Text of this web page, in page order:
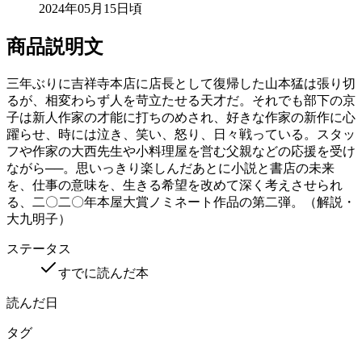
2024年05月15日頃
商品説明文
三年ぶりに吉祥寺本店に店長として復帰した山本猛は張り切
るが、相変わらず人を苛立たせる天才だ。それでも部下の京
子は新人作家の才能に打ちのめされ、好きな作家の新作に心
躍らせ、時には泣き、笑い、怒り、日々戦っている。スタッ
フや作家の大西先生や小料理屋を営む父親などの応援を受け
ながら──。思いっきり楽しんだあとに小説と書店の未来
を、仕事の意味を、生きる希望を改めて深く考えさせられ
る、二〇二〇年本屋大賞ノミネート作品の第二弾。（解説・
大九明子）
ステータス
すでに読んだ本
読んだ日
タグ